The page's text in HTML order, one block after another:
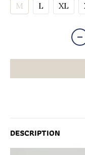
M L XL
DESCRIPTION